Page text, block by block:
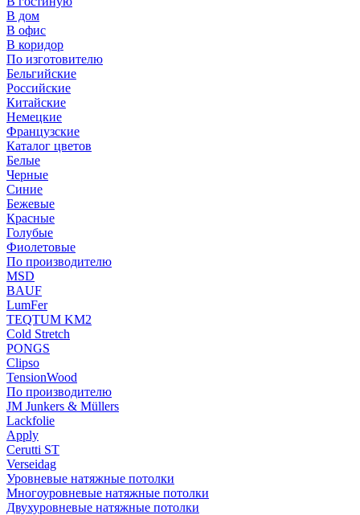
В дом
В офис
В коридор
По изготовителю
Бельгийские
Российские
Китайские
Немецкие
Французские
Каталог цветов
Белые
Черные
Синие
Бежевые
Красные
Голубые
Фиолетовые
По производителю
MSD
BAUF
LumFer
TEQTUM KM2
Cold Stretch
PONGS
Clipso
TensionWood
По производителю
JM Junkers & Müllers
Lackfolie
Apply
Cerutti ST
Verseidag
Уровневые натяжные потолки
Многоуровневые натяжные потолки
Двухуровневые натяжные потолки